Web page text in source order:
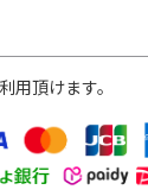
用頂けます。